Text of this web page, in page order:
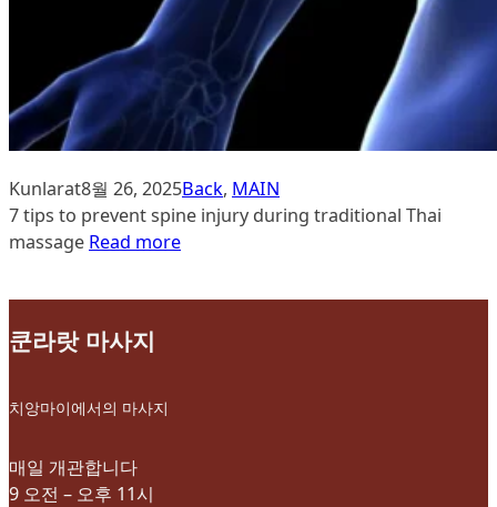
Kunlarat8월 26, 2025Back, MAIN
7 tips to prevent spine injury during traditional Thai
massage Read more
쿤라랏 마사지
치앙마이에서의 마사지
매일 개관합니다
9 오전 – 오후 11시